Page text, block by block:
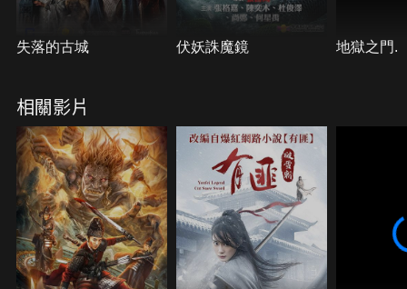
失落的古城 伏妖誅魔鏡 地獄之門.
相關影片